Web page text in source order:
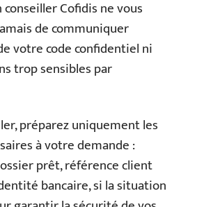
conseiller Cofidis ne vous
de communiquer
votre code confidentiel ni
trop sensibles par
préparez uniquement les
à votre demande :
prêt, référence client
bancaire, si la situation